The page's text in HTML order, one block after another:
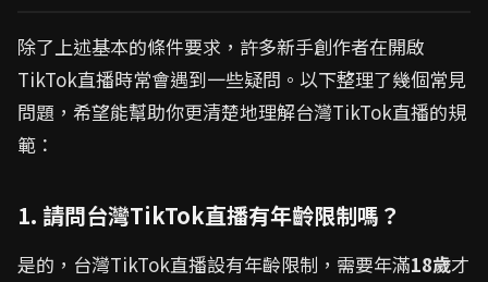
除了上述基本的條件要求，許多新手創作者在開啟
TikTok直播時常會遇到一些疑問。以下整理了幾個常見
問題，希望能幫助你更清楚地理解台灣TikTok直播的規
範：
1. 請問台灣TikTok直播有年齡限制嗎？
是的，台灣TikTok直播設有年齡限制，需要年滿18歲才